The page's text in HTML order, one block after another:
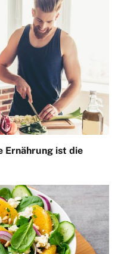
Ernährung ist die